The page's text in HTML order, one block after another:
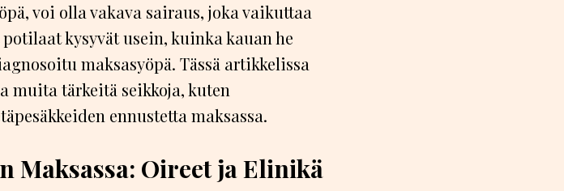
voi olla vakava sairaus, joka vaikuttaa
kysyvät usein, kuinka kauan he
maksasyöpä. Tässä artikkelissa
muita tärkeitä seikkoja, kuten
ennustetta maksassa.
Maksassa: Oireet ja Elinikä